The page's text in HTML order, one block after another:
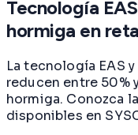
Tecnología
hormiga en
La tecnología EAS
reducen entre 50%
hormiga. Conozca
disponibles en